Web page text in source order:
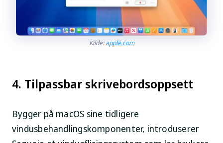
Kilde:apple.com
4. Tilpassbar skrivebordsoppsett
Bygger på macOS sine tidligere
vindusbehandlingskomponenter, introduserer